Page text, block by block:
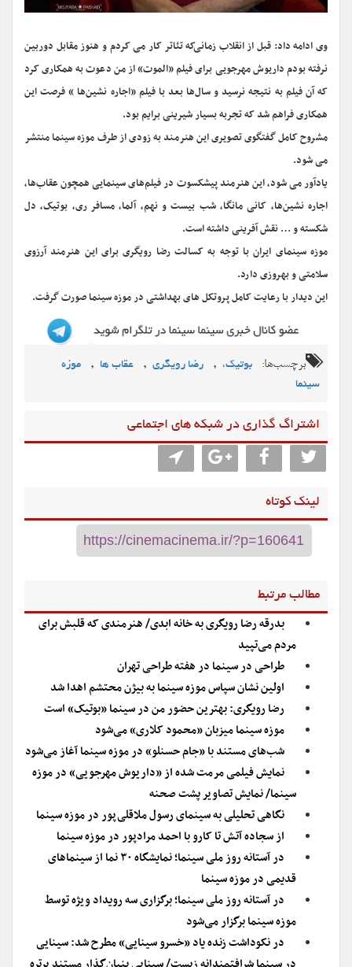
وی ادامه داد: قبل از انقلاب زمانی‌که تئاتر کار می کردم و هنوز مقابل دوربین
نرفته بودم داریوش مهرجویی برای فیلم «الموت» از من دعوت به همکاری کرد
که آن فیلم به نتیجه نرسید و سال‌ها بعد با فیلم «اجاره نشین‌ها » فرصت این
همکاری فراهم شد که تجربه بسیار شیرینی برایم بود.
مشروح کامل گفتگوی تصویری این هنرمند به زودی از طرف موزه سینما منتشر
می شود.
یادآور می شود، این هنرمند پیشکسوت در فیلم‌های سینمایی همچون عقاب‌ها،
اجاره نشین‌ها، کانی مانگا، شب بیست و نهم، آلما، مسافر ری، بوتیک، دل
شکسته و … نقش آفرینی داشته است.
موزه سینمای ایران با توجه به کسالت رضا رویگری برای این هنرمند آرزوی
سلامتی و بهروزی دارد.
این دیدار با رعایت کامل پروتکل های بهداشتی در موزه سینما صورت گرفت.
برچسب‌ها: بوتیک، , رضا رویگری , عقاب ها ,
موزه
سینما
اشتراگ گذاری در شبکه های اجتماعی
لینک کوتاه
مطالب مرتبط
بدرقه رضا رویگری به خانه ابدی/ هنرمندی که قلبش برای
مردم می‌تپید
طراحی در سینما در هفته طراحی تهران
اولین نشان سپاس موزه سینما به بیژن محتشم اهدا شد
رضا رویگری: بهترین حضور من در سینما «بوتیک» است
موزه سینما میزبان «محمود کلاری» می‌شود
شب‌های مستند با «جام حسنلو» در موزه سینما آغاز می‌شود
نمایش فیلمی مرمت شده از «داریوش مهرجویی» در موزه
سینما/ نمایش تصاویر پشت صحنه
نگاهی تحلیلی به سینمای رسول ملاقلی‌پور در موزه سینما
از سجاده آتش تا کارو با احمد مرادپور در موزه سینما
در آستانه روز ملی سینما؛ نمایشگاه ۳۰ نما از سینماهای
قدیمی در موزه سینما
در آستانه روز ملی سینما؛ برگزاری سه رویداد ویژه توسط
موزه سینما برگزار می‌شود
در نکوداشت زنده یاد «خسرو سینایی» مطرح شد: سینایی